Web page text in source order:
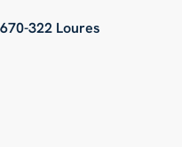
322 Loures